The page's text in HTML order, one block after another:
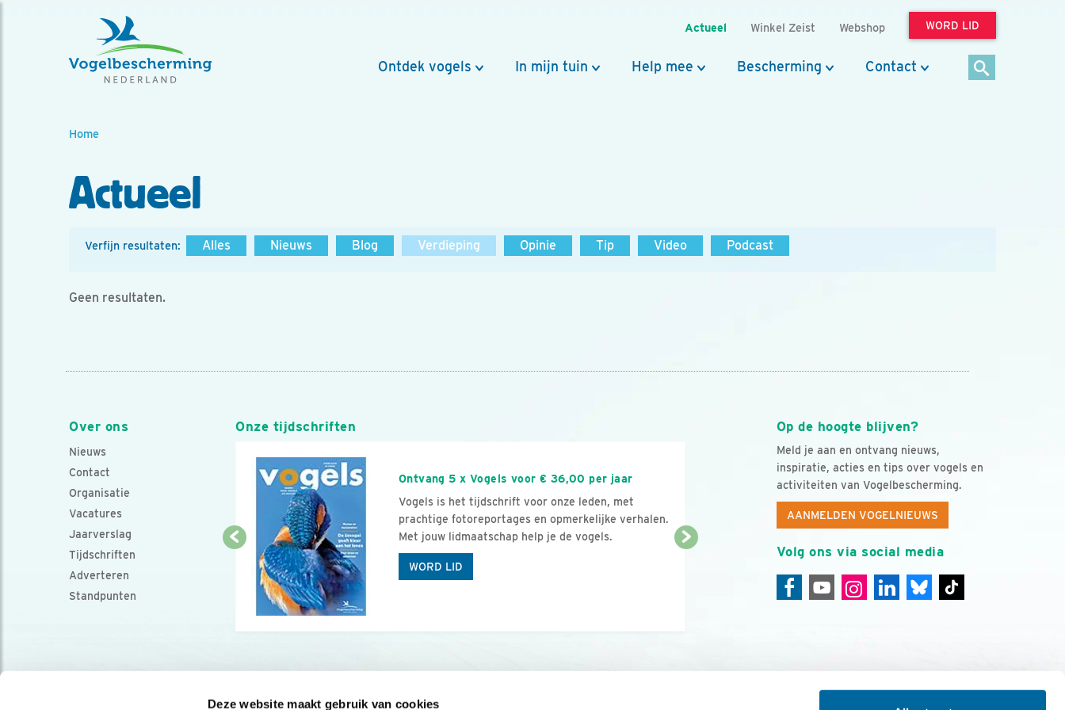
Deze website maakt gebruik van cookies
Actueel Winkel Zeist Webshop WORD LID
Ontdek vogels In mijn tuin Help mee Bescherming Contact
Home
Actueel
Verfijn resultaten: Alles Nieuws Blog Verdieping Opinie Tip Video Podcast
Geen resultaten.
Over ons
Nieuws
Contact
Organisatie
Vacatures
Jaarverslag
Tijdschriften
Adverteren
Standpunten
Op de hoogte blijven?
Meld je aan en ontvang nieuws,
inspiratie, acties en tips over vogels en
activiteiten van Vogelbescherming.
AANMELDEN VOGELNIEUWS
Volg ons via social media
Onze tijdschriften
Ontvang 5 x Vogels voor € 36,00 per jaar
Vogels is het tijdschrift voor onze leden, met
prachtige fotoreportages en opmerkelijke verhalen.
Met jouw lidmaatschap help je de vogels.
WORD LID